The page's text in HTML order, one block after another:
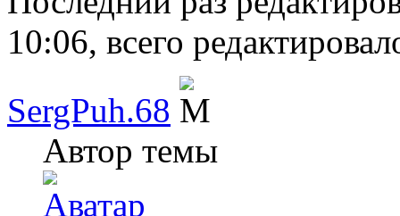
10:06, всего
SergPuh.68
Автор темы